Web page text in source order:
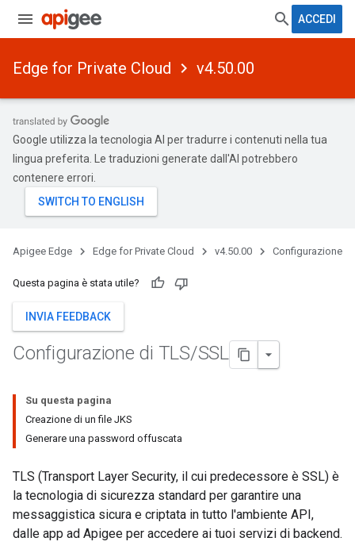
ACCEDI
Edge for Private Cloud v4.50.00
Google utilizza la tecnologia AI per tradurre i contenuti nella tua
lingua preferita. Le traduzioni generate dall'AI potrebbero
contenere errori.
Apigee Edge Edge for Private Cloud v4.50.00 Configurazione
Questa pagina è stata utile?
INVIA FEEDBACK
Configurazione di TLS/SSL
Su questa pagina
Creazione di un file JKS
Generare una password offuscata
TLS (Transport Layer Security, il cui predecessore è SSL) è
la tecnologia di sicurezza standard per garantire una
messaggistica sicura e criptata in tutto l'ambiente API,
dalle app ad Apigee per accedere ai tuoi servizi di backend.